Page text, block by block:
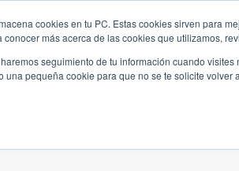
cookies en tu PC. Estas cookies sirven para
conocer más acerca de las cookies que utilizamos,
seguimiento de tu información cuando
una pequeña cookie para que no se te solicite volver